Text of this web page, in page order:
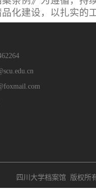
化建设，以扎实的
四川大学档案馆 版权所